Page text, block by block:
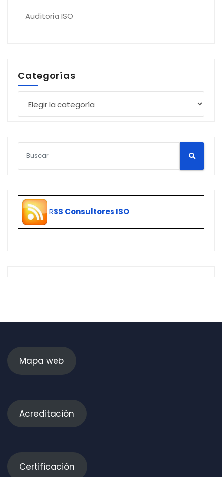
Auditoria ISO
Categorías
RSS Consultores ISO
Mapa web
Acreditación
Certificación